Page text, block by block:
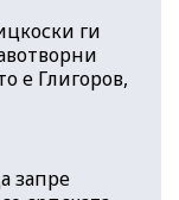
ги
е Глигоров,
запре